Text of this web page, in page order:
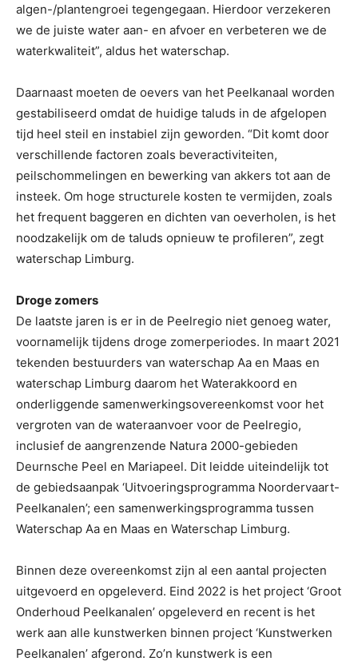
algen-/plantengroei tegengegaan. Hierdoor verzekeren
we de juiste water aan- en afvoer en verbeteren we de
waterkwaliteit”, aldus het waterschap.
Daarnaast moeten de oevers van het Peelkanaal worden
gestabiliseerd omdat de huidige taluds in de afgelopen
tijd heel steil en instabiel zijn geworden. “Dit komt door
verschillende factoren zoals beveractiviteiten,
peilschommelingen en bewerking van akkers tot aan de
insteek. Om hoge structurele kosten te vermijden, zoals
het frequent baggeren en dichten van oeverholen, is het
noodzakelijk om de taluds opnieuw te profileren”, zegt
waterschap Limburg.
Droge zomers
De laatste jaren is er in de Peelregio niet genoeg water,
voornamelijk tijdens droge zomerperiodes. In maart 2021
tekenden bestuurders van waterschap Aa en Maas en
waterschap Limburg daarom het Waterakkoord en
onderliggende samenwerkingsovereenkomst voor het
vergroten van de wateraanvoer voor de Peelregio,
inclusief de aangrenzende Natura 2000-gebieden
Deurnsche Peel en Mariapeel. Dit leidde uiteindelijk tot
de gebiedsaanpak ‘Uitvoeringsprogramma Noordervaart-
Peelkanalen’; een samenwerkingsprogramma tussen
Waterschap Aa en Maas en Waterschap Limburg.
Binnen deze overeenkomst zijn al een aantal projecten
uitgevoerd en opgeleverd. Eind 2022 is het project ‘Groot
Onderhoud Peelkanalen’ opgeleverd en recent is het
werk aan alle kunstwerken binnen project ‘Kunstwerken
Peelkanalen’ afgerond. Zo’n kunstwerk is een